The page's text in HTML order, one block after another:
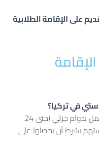
على الإقامة الطلابية
في تركيا؟
نعم، يمكن للطلاب الأجانب العمل بدوام جزئي (حتى 24
بشرط أن يحصلوا على